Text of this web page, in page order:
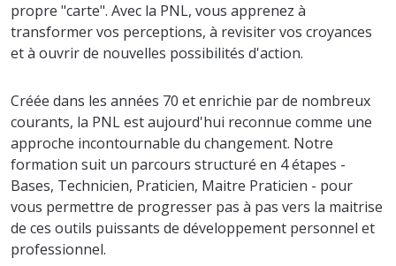
propre "carte". Avec la PNL, vous apprenez à
transformer vos perceptions, à revisiter vos croyances
et à ouvrir de nouvelles possibilités d'action.
Créée dans les années 70 et enrichie par de nombreux
courants, la PNL est aujourd'hui reconnue comme une
approche incontournable du changement. Notre
formation suit un parcours structuré en 4 étapes -
Bases, Technicien, Praticien, Maitre Praticien - pour
vous permettre de progresser pas à pas vers la maitrise
de ces outils puissants de développement personnel et
professionnel.